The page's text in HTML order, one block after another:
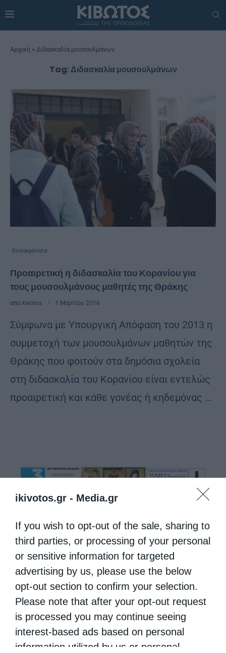
ikivotos.gr - Media.gr
If you wish to opt-out of the sale, sharing to
third parties, or processing of your personal
or sensitive information for targeted
advertising by us, please use the below
opt-out section to confirm your selection.
Please note that after your opt-out request
is processed you may continue seeing
interest-based ads based on personal
information utilized by us or personal
Αρχική » Διδασκαλία μουσουλμάνων
Tag:Διδασκαλία μουσουλμάνων
Επικαιρότητα
Προαιρετική η διδασκαλία του Κορανίου για
τους μουσουλμάνους μαθητές της Θράκης
από kivotos 1 Μαρτίου 2016
Σύμφωνα με Υπουργική Απόφαση του 2013 η
συμμετοχή των μουσουλμάνων μαθητών της
Θράκης που φοιτούν στα δημόσια σχολεία
στη διδασκαλία του Κορανίου είναι εντελώς
προαιρετική και κάθε γονέας ή κηδεμόνας …